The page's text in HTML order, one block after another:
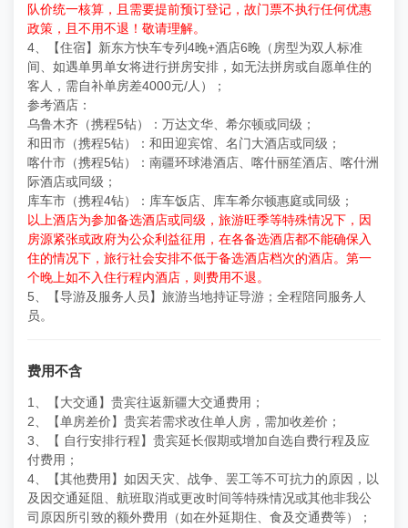
队价统一核算，且需要提前预订登记，故门票不执行任何优惠
政策，且不用不退！敬请理解。
4、【住宿】新东方快车专列4晚+酒店6晚（房型为双人标准
间、如遇单男单女将进行拼房安排，如无法拼房或自愿单住的
客人，需自补单房差4000元/人）；
参考酒店：
乌鲁木齐（携程5钻）：万达文华、希尔顿或同级；
和田市（携程5钻）：和田迎宾馆、名门大酒店或同级；
喀什市（携程5钻）：南疆环球港酒店、喀什丽笙酒店、喀什洲
际酒店或同级；
库车市（携程4钻）：库车饭店、库车希尔顿惠庭或同级；
以上酒店为参加备选酒店或同级，旅游旺季等特殊情况下，因
房源紧张或政府为公众利益征用，在各备选酒店都不能确保入
住的情况下，旅行社会安排不低于备选酒店档次的酒店。第一
个晚上如不入住行程内酒店，则费用不退。
5、【导游及服务人员】旅游当地持证导游；全程陪同服务人
员。
费用不含
1、【大交通】贵宾往返新疆大交通费用；
2、【单房差价】贵宾若需求改住单人房，需加收差价；
3、【 自行安排行程】贵宾延长假期或增加自选自费行程及应
付费用；
4、【其他费用】如因天灾、战争、罢工等不可抗力的原因，以
及因交通延阻、航班取消或更改时间等特殊情况或其他非我公
司原因所引致的额外费用（如在外延期住、食及交通费等）；